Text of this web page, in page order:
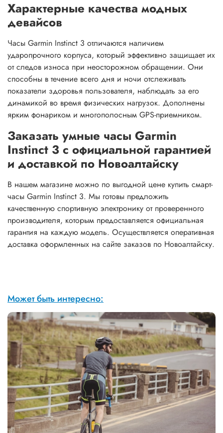
Характерные качества модных
девайсов
Часы Garmin Instinct 3 отличаются наличием
ударопрочного корпуса, который эффективно защищает их
от следов износа при неосторожном обращении. Они
способны в течение всего дня и ночи отслеживать
показатели здоровья пользователя, наблюдать за его
динамикой во время физических нагрузок. Дополнены
ярким фонариком и многополосным GPS-приемником.
Заказать умные часы Garmin
Instinct 3 с официальной гарантией
и доставкой по Новоалтайску
В нашем магазине можно по выгодной цене купить смарт-
часы Garmin Instinct 3. Мы готовы предложить
качественную спортивную электронику от проверенного
производителя, которым предоставляется официальная
гарантия на каждую модель. Осуществляется оперативная
доставка оформленных на сайте заказов по Новоалтайску.
Может быть интересно: